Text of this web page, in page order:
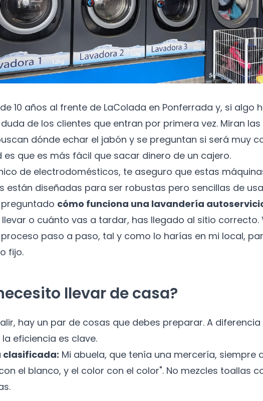
10 años al frente de LaColada en Ponferrada y, si algo
de los clientes que entran por primera vez. Miran
dónde echar el jabón y se preguntan si será muy
es que es más fácil que sacar dinero de un cajero.
de electrodomésticos, te aseguro que estas
están diseñadas para ser robustas pero sencillas de
cómo funciona una lavandería
llevar o cuánto vas a tardar, has llegado al sitio correcto.
paso a paso, tal y como lo harías en mi local,
fijo.
llevar de casa?
hay un par de cosas que debes preparar. A
eficiencia es clave.
clasificada: Mi abuela, que tenía una mercería, siempre
el blanco, y el color con el color". No mezcles toallas